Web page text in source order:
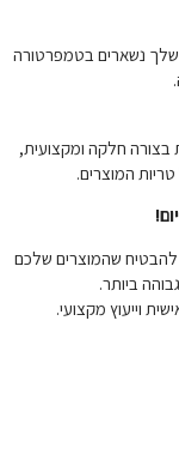
שהמוצרים שלך נשארים בטמפרטורה
בצורה חלקה ומקצועית,
המוצרים.
להבטיח שהמוצרים שלכם
ביותר.
וייעוץ מקצועי.